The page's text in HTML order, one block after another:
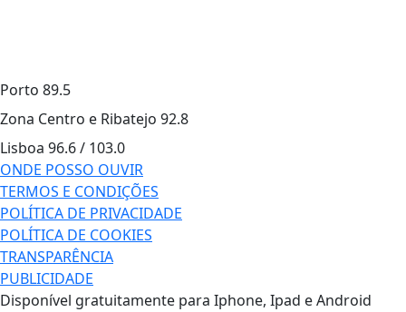
Porto 89.5
Zona Centro e Ribatejo 92.8
Lisboa 96.6 / 103.0
ONDE POSSO OUVIR
TERMOS E CONDIÇÕES
POLÍTICA DE PRIVACIDADE
POLÍTICA DE COOKIES
TRANSPARÊNCIA
PUBLICIDADE
Disponível gratuitamente para Iphone, Ipad e Android